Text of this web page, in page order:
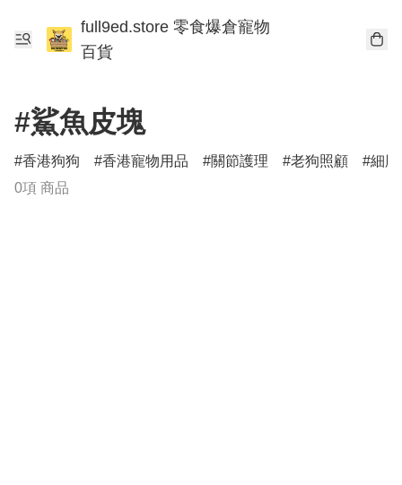
full9ed.store 零食爆倉寵物
百貨
#鯊魚皮塊
香港狗狗 香港寵物用品 關節護理 老狗照顧
細
0項 商品